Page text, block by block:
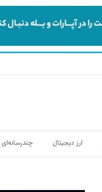
ارز دیجیتال چندرسانه‌ای